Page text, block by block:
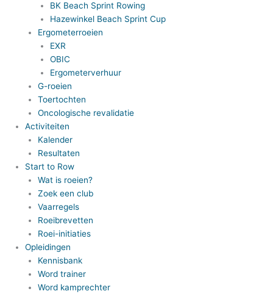
BK Beach Sprint Rowing
Hazewinkel Beach Sprint Cup
Ergometerroeien
EXR
OBIC
Ergometerverhuur
G-roeien
Toertochten
Oncologische revalidatie
Activiteiten
Kalender
Resultaten
Start to Row
Wat is roeien?
Zoek een club
Vaarregels
Roeibrevetten
Roei-initiaties
Opleidingen
Kennisbank
Word trainer
Word kamprechter